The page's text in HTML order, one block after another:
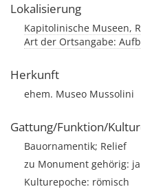
Lokalisierung
Kapitolinische Museen,
Art der Ortsangabe:
Herkunft
ehem. Museo Mussolini
Gattung/Funktion/
Bauornamentik; Relief
zu Monument gehörig: ja
Kulturepoche: römisch